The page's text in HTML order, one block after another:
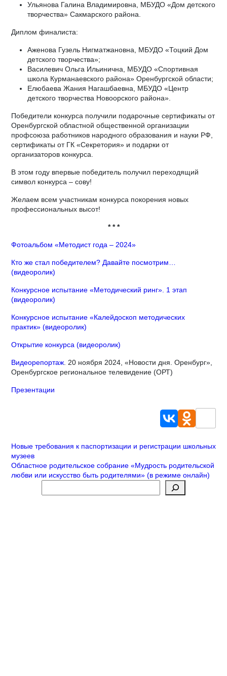
Ульянова Галина Владимировна, МБУДО «Дом детского
творчества» Сакмарского района.
Диплом финалиста:
Аженова Гузель Нигматжановна, МБУДО «Тоцкий Дом
детского творчества»;
Василевич Ольга Ильинична, МБУДО «Спортивная
школа Курманаевского района» Оренбургской области;
Елюбаева Жания Нагашбаевна, МБУДО «Центр
детского творчества Новоорского района».
Победители конкурса получили подарочные сертификаты от
Оренбургской областной общественной организации
профсоюза работников народного образования и науки РФ,
сертификаты от ГК «Секретория» и подарки от
организаторов конкурса.
В этом году впервые победитель получил переходящий
символ конкурса – сову!
Желаем всем участникам конкурса покорения новых
профессиональных высот!
* * *
Фотоальбом «Методист года – 2024»
Кто же стал победителем? Давайте посмотрим…
(видеоролик)
Конкурсное испытание «Методический ринг». 1 этап
(видеоролик)
Конкурсное испытание «Калейдоскоп методических
практик» (видеоролик)
Открытие конкурса (видеоролик)
Видеорепортаж . 20 ноября 2024, «Новости дня. Оренбург»,
Оренбургское региональное телевидение (ОРТ)
Презентации
Навигация
по
записям
Новые требования к паспортизации и регистрации школьных
музеев
Областное родительское собрание «Мудрость родительской
любви или искусство быть родителями» (в режиме онлайн)